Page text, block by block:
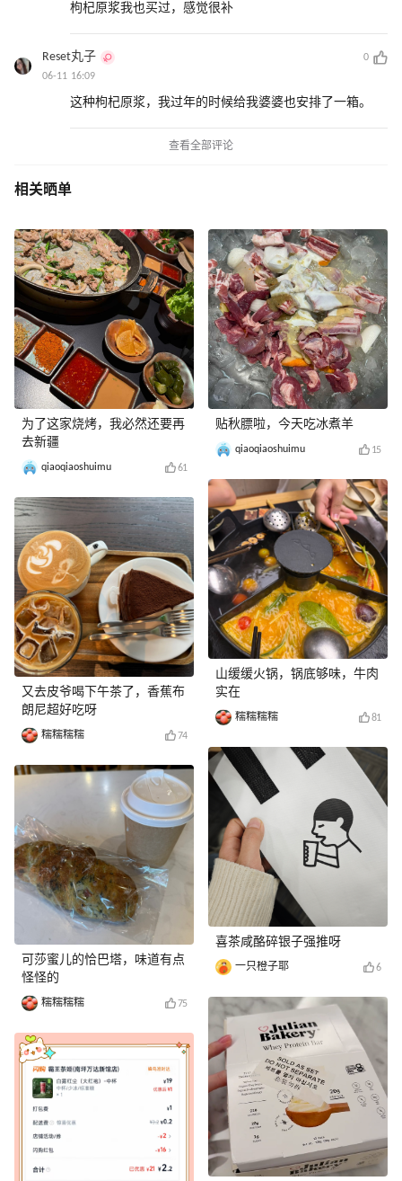
枸杞原浆我也买过，感觉很补
Reset丸子
0
06-11 16:09
这种枸杞原浆，我过年的时候给我婆婆也安排了一箱。
查看全部评论
相关晒单
为了这家烧烤，我必然还要再
去新疆
qiaoqiaoshuimu 61
又去皮爷喝下午茶了，香蕉布
朗尼超好吃呀
糯糯糯糯 74
可莎蜜儿的恰巴塔，味道有点
怪怪的
糯糯糯糯 75
贴秋膘啦，今天吃冰煮羊
qiaoqiaoshuimu 15
山缓缓火锅，锅底够味，牛肉
实在
糯糯糯糯 81
喜茶咸酪碎银子强推呀
一只橙子耶 6